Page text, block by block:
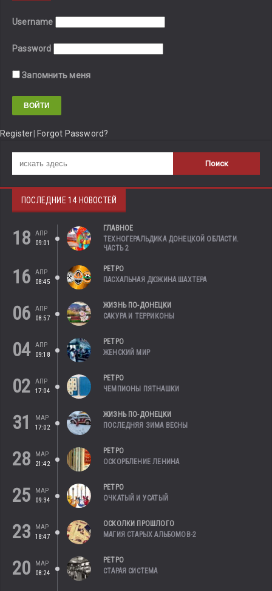
Username
Password
Запомнить меня
Register Forgot Password?
ПОСЛЕДНИЕ 14 НОВОСТЕЙ
18
АПР
09:01
ГЛАВНОЕ
ТЕХНОГЕРАЛЬДИКА ДОНЕЦКОЙ ОБЛАСТИ.
ЧАСТЬ 2
16
АПР
08:45
РЕТРО
ПАСХАЛЬНАЯ ДЮЖИНА ШАХТЕРА
06
АПР
08:57
ЖИЗНЬ ПО-ДОНЕЦКИ
САКУРА И ТЕРРИКОНЫ
04 АПР
09:18
РЕТРО
ЖЕНСКИЙ МИР
02
АПР
17:04
РЕТРО
ЧЕМПИОНЫ ПЯТНАШКИ
31
МАР
17:02
ЖИЗНЬ ПО-ДОНЕЦКИ
ПОСЛЕДНЯЯ ЗИМА ВЕСНЫ
28
МАР
21:42
РЕТРО
ОСКОРБЛЕНИЕ ЛЕНИНА
25
МАР
09:34
РЕТРО
ОЧКАТЫЙ И УСАТЫЙ
23
МАР
18:47
ОСКОЛКИ ПРОШЛОГО
МАГИЯ СТАРЫХ АЛЬБОМОВ-2
20
МАР
08:24
РЕТРО
СТАРАЯ СИСТЕМА